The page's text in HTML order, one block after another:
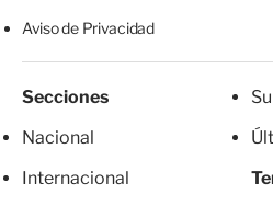
Aviso de Privacidad
Secciones
Nacional
Internacional